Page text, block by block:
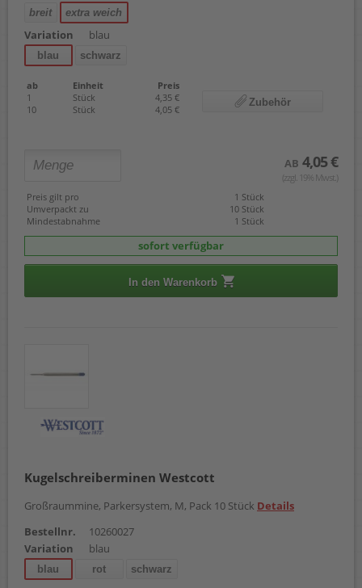
breit extra weich
Variation blau
blau schwarz
ab Einheit
Preis
1
Stück
4,35 €
10
Stück 4,05 €
Zubehör
AB 4,05 €
(zzgl. 19% Mwst.)
Preis gilt pro
1 Stück
Umverpackt zu
10 Stück
Mindestabnahme
1 Stück
sofort verfügbar
In den Warenkorb
Kugelschreiberminen Westcott
Großraummine, Parkersystem, M, Pack 10 Stück Details
Bestellnr.
10260027
Variation
blau
blau rot schwarz